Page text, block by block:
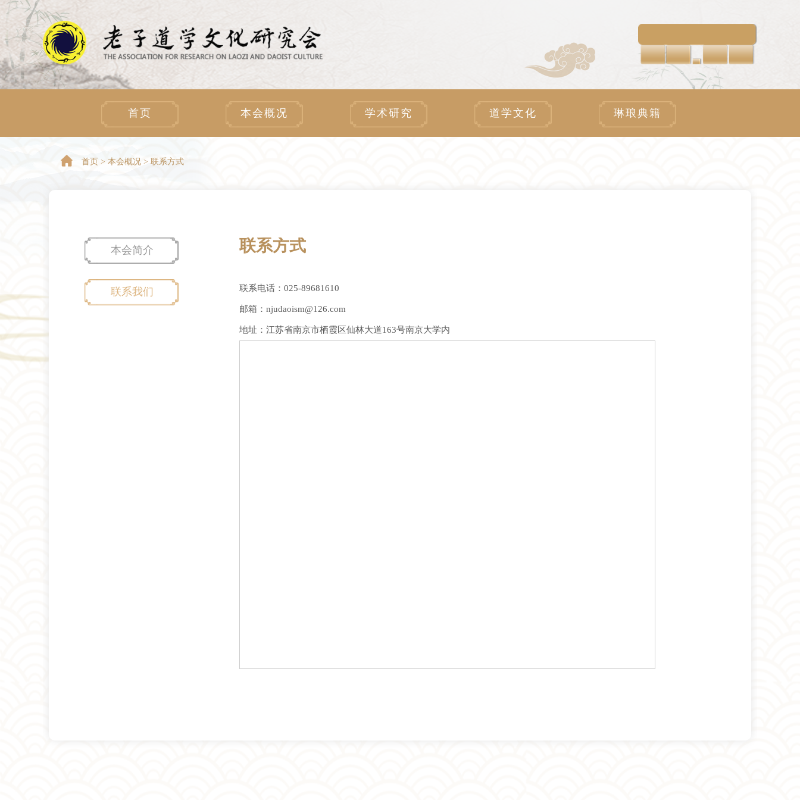
首页 本会概况 学术研究 道学文化 琳琅典籍
首页 > 本会概况 > 联系方式
本会简介
联系我们
联系方式
联系电话：025-89681610
邮箱：njudaoism@126.com
地址：江苏省南京市栖霞区仙林大道163号南京大学内